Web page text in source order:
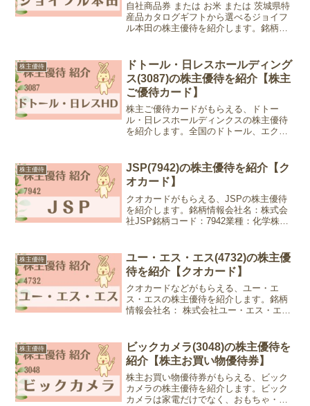
自社商品券 または お米 または 茨城県特
産品カタログギフトから選べるジョイフ
ル本田の株主優待を紹介します。銘柄情
(2024年９月30日現在)優待情報権利確...
株主優待
ドトール・日レスホールディング
ス(3087)の株主優待を紹介【株主
ご優待カード】
株主ご優待カードがもらえる、ドトー
ル・日レスホールディンクスの株主優待
を紹介します。全国のドトール、エクセ
ドトール・日レスホールディングス銘柄
コード：3087業種：小売...
株主優待
JSP(7942)の株主優待を紹介【ク
オカード】
クオカードがもらえる、JSPの株主優待
を紹介します。銘柄情報会社名：株式会
社JSP銘柄コード：7942業種：化学株
ード2026年3月末から継続保有が条...
株主優待
ユー・エス・エス(4732)の株主優
待を紹介【クオカード】
クオカードなどがもらえる、ユー・エ
ス・エスの株主優待を紹介します。銘柄
情報会社名： 株式会社ユー・エス・エス
報権利確定月：3月末日、9月末日優待内
容：...
株主優待
ビックカメラ(3048)の株主優待を
紹介【株主お買い物優待券】
株主お買い物優待券がもらえる、ビック
カメラの株主優待を紹介します。ビック
カメラは家電だけでなく、おもちゃ・化